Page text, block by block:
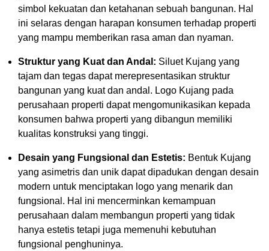
simbol kekuatan dan ketahanan sebuah bangunan. Hal
ini selaras dengan harapan konsumen terhadap properti
yang mampu memberikan rasa aman dan nyaman.
Struktur yang Kuat dan Andal: Siluet Kujang yang
tajam dan tegas dapat merepresentasikan struktur
bangunan yang kuat dan andal. Logo Kujang pada
perusahaan properti dapat mengomunikasikan kepada
konsumen bahwa properti yang dibangun memiliki
kualitas konstruksi yang tinggi.
Desain yang Fungsional dan Estetis: Bentuk Kujang
yang asimetris dan unik dapat dipadukan dengan desain
modern untuk menciptakan logo yang menarik dan
fungsional. Hal ini mencerminkan kemampuan
perusahaan dalam membangun properti yang tidak
hanya estetis tetapi juga memenuhi kebutuhan
fungsional penghuninya.